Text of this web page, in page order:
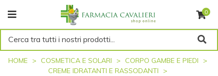
0
Cerca tra tutti i nostri prodotti...
HOME COSMETICA E SOLARI
CORPO GAMBE E PIEDI
CREME IDRATANTI E RASSODANTI